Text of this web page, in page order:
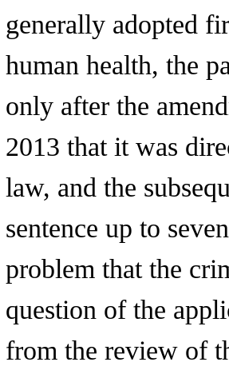
generally adopted
human health, the
only after the
2013 that it was
law, and the
sentence up to
problem that the
question of the
from the review of